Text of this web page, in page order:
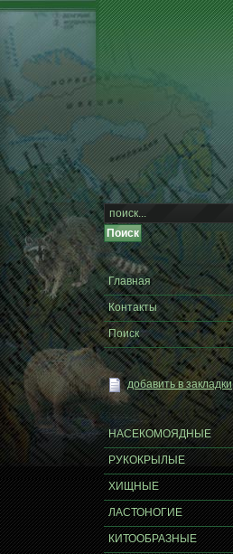
Главная
Контакты
Поиск
добавить в закладки
НАСЕКОМОЯДНЫЕ
РУКОКРЫЛЫЕ
ХИЩНЫЕ
ЛАСТОНОГИЕ
КИТООБРАЗНЫЕ